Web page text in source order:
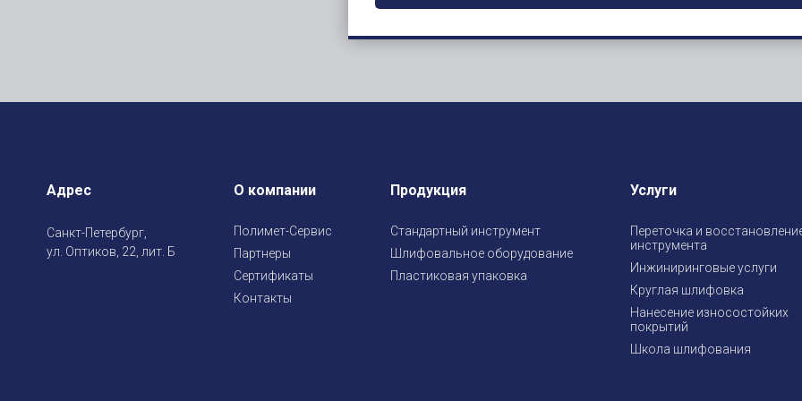
Адрес
Санкт-Петербург,
ул. Оптиков, 22, лит. Б
О компании
Полимет-Сервис
Партнеры
Сертификаты
Контакты
Продукция
Стандартный инструмент
Шлифовальное оборудование
Пластиковая упаковка
Услуги
Переточка и
инструмента
Инжиниринговые услуги
Круглая шлифовка
Нанесение износостойких
покрытий
Школа шлифования